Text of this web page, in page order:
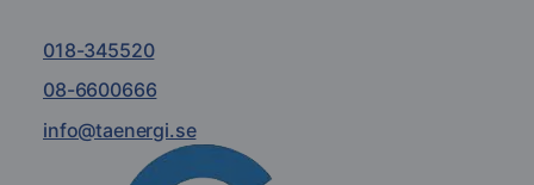
018-345520
08-6600666
info@taenergi.se